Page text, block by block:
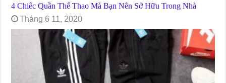
4 Chiếc Quần Thể Thao Mà Bạn Nên Sở Hữu Trong Nhà
Tháng 6 11, 2020